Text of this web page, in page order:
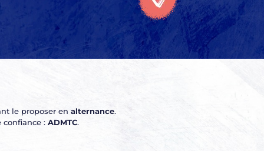
le proposer enalternance.
: ADMTC.